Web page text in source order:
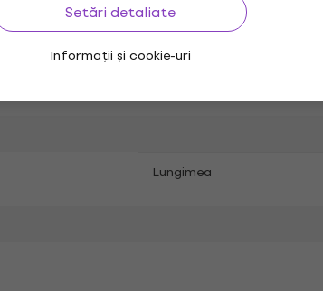
Setări detaliate
Informații și cookie-uri
Lungimea